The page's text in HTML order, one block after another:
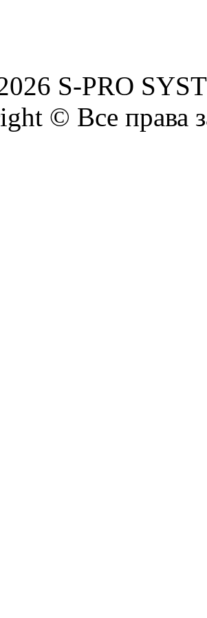
S-PRO
© Все права